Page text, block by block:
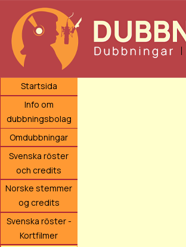
Startsida
Info om
dubbningsbolag
Omdubbningar
Svenska röster
och credits
Norske stemmer
og credits
Svenska röster -
Kortfilmer